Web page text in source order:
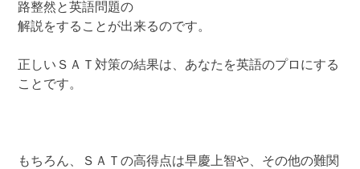
路整然と英語問題の
解説をすることが出来るのです。
正しいＳＡＴ対策の結果は、あなたを英語のプロにする
ことです。
もちろん、ＳＡＴの高得点は早慶上智や、その他の難関